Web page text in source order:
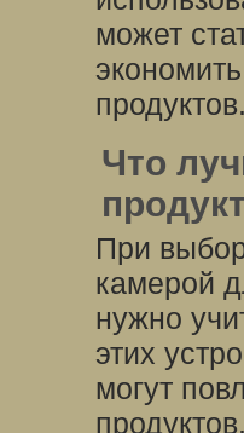
может
Что
При
камерой
нужно
этих
могут